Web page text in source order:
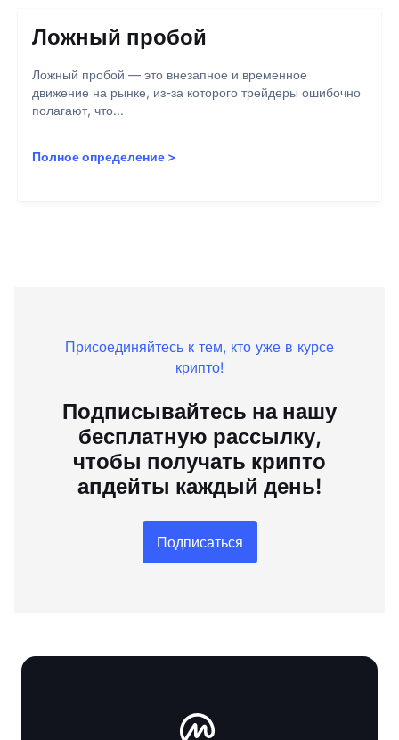
Ложный пробой
Ложный пробой — это внезапное и временное
движение на рынке, из-за которого трейдеры ошибочно
полагают, что...
Полное определение >
Присоединяйтесь к тем, кто уже в курсе
крипто!
Подписывайтесь на нашу
бесплатную рассылку,
чтобы получать крипто
апдейты каждый день!
Подписаться